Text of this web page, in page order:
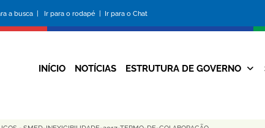
a busca | Ir para o rodapé | Ir para o Chat
da
INÍCIO NOTÍCIAS ESTRUTURA DE GOVERNO